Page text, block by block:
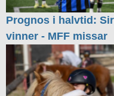
Prognos i halvtid:
vinner - MFF missar